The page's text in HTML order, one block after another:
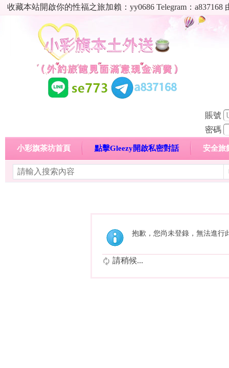
收藏本站開啟你的性福之旅加賴：yy0686 Telegram：
賬號
密碼
小彩旗茶坊首頁 點擊Gleezy開啟私密對話 安全旅
抱歉，您尚未登錄，無法進行
請稍候...